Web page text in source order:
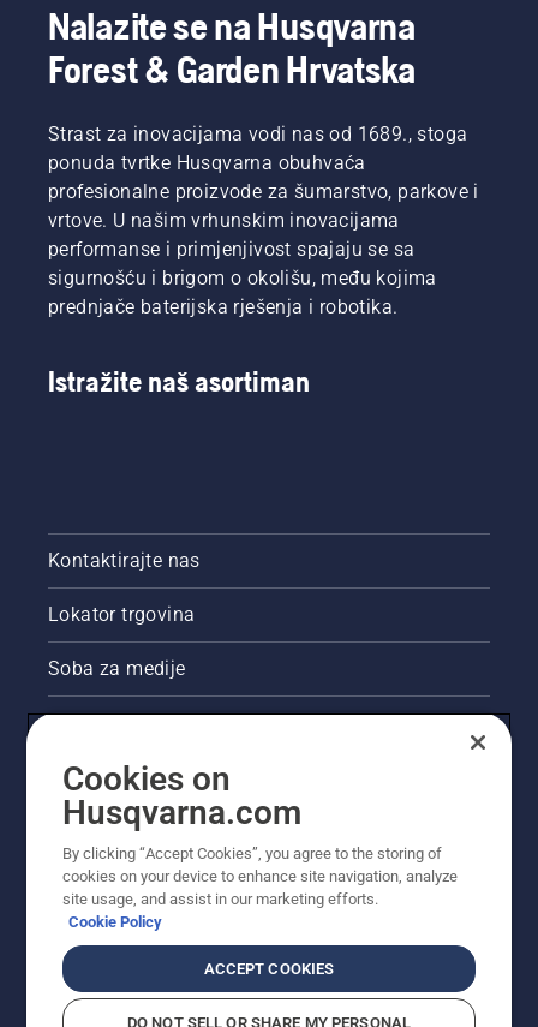
za
siguran i
učinkovit
rad s
šikare
tvrtke
Husqvarna.
su naši
najzahtjevniji
korisnici.
Nalazite se na Husqvarna
Forest & Garden Hrvatska
Strast za inovacijama vodi nas od 1689., stoga
ponuda tvrtke Husqvarna obuhvaća
profesionalne proizvode za šumarstvo, parkove i
vrtove. U našim vrhunskim inovacijama
performanse i primjenjivost spajaju se sa
sigurnošću i brigom o okolišu, među kojima
prednjače baterijska rješenja i robotika.
Istražite naš asortiman
Kontaktirajte nas
Lokator trgovina
Soba za medije
Akcije
Pravne informacije o proizvodu
Ostale stranice tvrtke Husqvarna
Cookies on
Husqvarna.com
By clicking “Accept Cookies”, you agree to the storing of
cookies on your device to enhance site navigation, analyze
site usage, and assist in our marketing efforts.
Cookie Policy
ACCEPT COOKIES
DO NOT SELL OR SHARE MY PERSONAL